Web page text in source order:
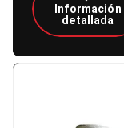
Información
detallada